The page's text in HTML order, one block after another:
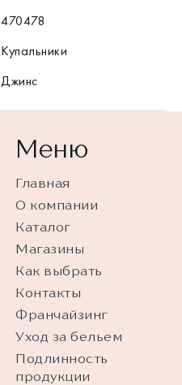
470478
Купальники
Джинс
Меню
Главная
О компании
Каталог
Магазины
Как выбрать
Контакты
Франчайзинг
Уход за бельем
Подлинность
продукции